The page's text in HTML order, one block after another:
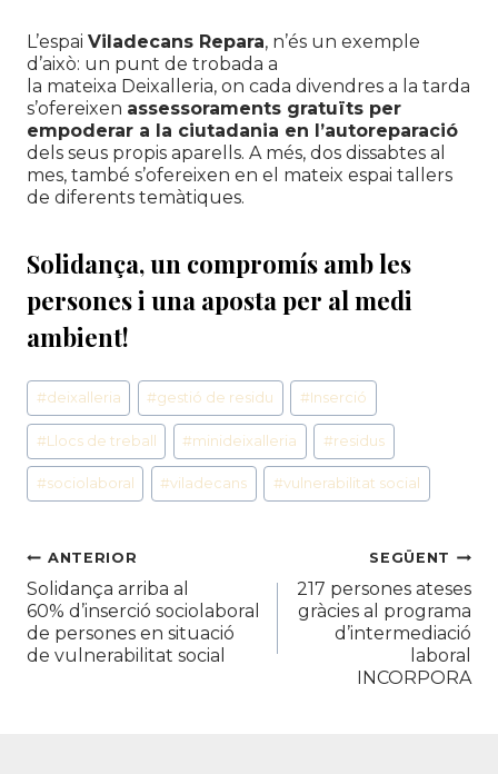
L’espai Viladecans Repara, n’és un exemple
d’això: un punt de trobada a
la mateixa Deixalleria, on cada divendres a la tarda
s’ofereixen assessoraments gratuïts per
empoderar a la ciutadania en l’autoreparació
dels seus propis aparells. A més, dos dissabtes al
mes, també s’ofereixen en el mateix espai tallers
de diferents temàtiques.
Solidança, un compromís amb les
persones i una aposta per al medi
ambient!
Etiquetes
d'entrada
#deixalleria #gestió de residu #Inserció
#Llocs de treball #minideixalleria #residus
#sociolaboral #viladecans #vulnerabilitat social
Navegació
d'entrades
ANTERIOR
Solidança arriba al
60% d’inserció sociolaboral
de persones en situació
de vulnerabilitat social
SEGÜENT
217 persones ateses
gràcies al programa
d’intermediació
laboral
INCORPORA